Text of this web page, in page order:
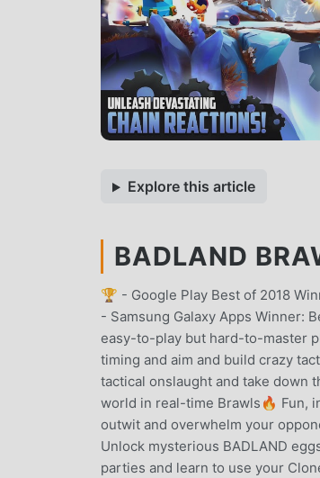
Explore this article
BADLAND
🏆 - Google Play Best of 2018
- Samsung Galaxy Apps Winner:
easy-to-play but hard-to-master
timing and aim and build crazy
tactical onslaught and take down
world in real-time Brawls🔥 Fun,
outwit and overwhelm your
Unlock mysterious BADLAND
parties and learn to use your